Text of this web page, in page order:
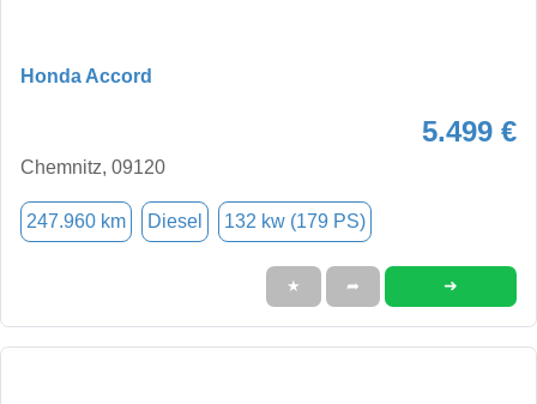
Honda Accord
5.499 €
Chemnitz, 09120
247.960 km Diesel 132 kw (179 PS)
★ ➦ ➜